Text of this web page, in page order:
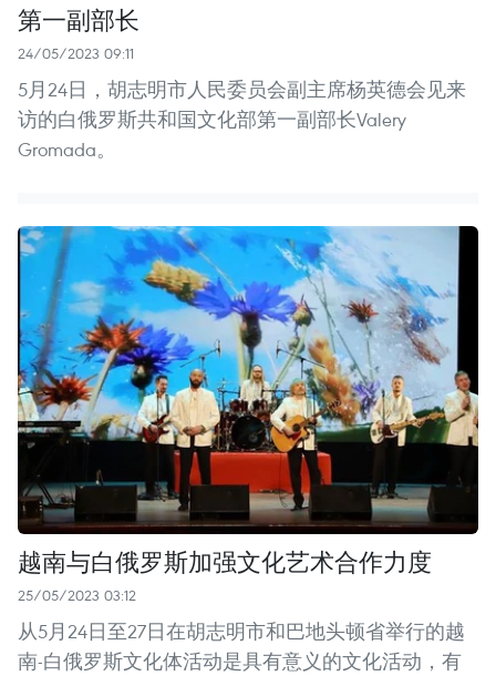
第一副部长
24/05/2023 09:11
5月24日，胡志明市人民委员会副主席杨英德会见来
访的白俄罗斯共和国文化部第一副部长Valery
Gromada。
越南与白俄罗斯加强文化艺术合作力度
25/05/2023 03:12
从5月24日至27日在胡志明市和巴地头顿省举行的越
南-白俄罗斯文化体活动是具有意义的文化活动，有